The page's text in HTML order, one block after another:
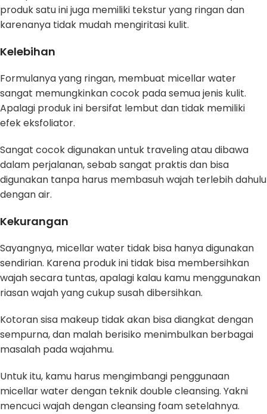
produk satu ini juga memiliki tekstur yang ringan dan
karenanya tidak mudah mengiritasi kulit.
Kelebihan
Formulanya yang ringan, membuat micellar water
sangat memungkinkan cocok pada semua jenis kulit.
Apalagi produk ini bersifat lembut dan tidak memiliki
efek eksfoliator.
Sangat cocok digunakan untuk traveling atau dibawa
dalam perjalanan, sebab sangat praktis dan bisa
digunakan tanpa harus membasuh wajah terlebih dahulu
dengan air.
Kekurangan
Sayangnya, micellar water tidak bisa hanya digunakan
sendirian. Karena produk ini tidak bisa membersihkan
wajah secara tuntas, apalagi kalau kamu menggunakan
riasan wajah yang cukup susah dibersihkan.
Kotoran sisa makeup tidak akan bisa diangkat dengan
sempurna, dan malah berisiko menimbulkan berbagai
masalah pada wajahmu.
Untuk itu, kamu harus mengimbangi penggunaan
micellar water dengan teknik double cleansing. Yakni
mencuci wajah dengan cleansing foam setelahnya.